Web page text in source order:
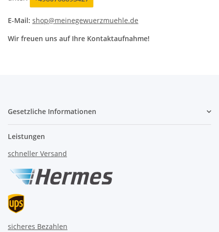
E-Mail: shop@meinegewuerzmuehle.de
Wir freuen uns auf Ihre Kontaktaufnahme!
Gesetzliche Informationen
Leistungen
schneller Versand
sicheres Bezahlen